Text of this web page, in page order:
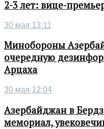
2-3 лет: вице-
30 мая 13:11
Минобороны
очередную
Арцаха
30 мая 12:04
Азербайджан в
мемориал,